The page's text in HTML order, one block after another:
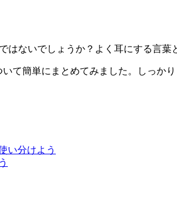
ないでしょうか？よく耳にする言
て簡単にまとめてみました。しっか
い分けよう